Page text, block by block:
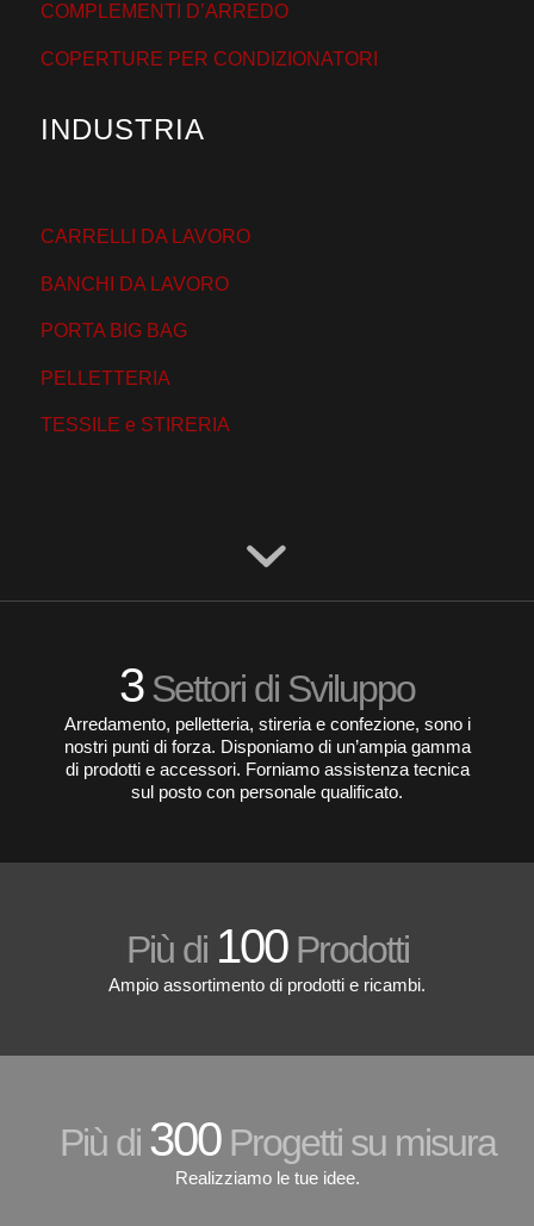
COMPLEMENTI D’ARREDO
COPERTURE PER CONDIZIONATORI
INDUSTRIA
CARRELLI DA LAVORO
BANCHI DA LAVORO
PORTA BIG BAG
PELLETTERIA
TESSILE e STIRERIA
3Settori di Sviluppo
Arredamento, pelletteria, stireria e confezione, sono i
nostri punti di forza. Disponiamo di un’ampia gamma
di prodotti e accessori. Forniamo assistenza tecnica
sul posto con personale qualificato.
Più di 100Prodotti
Ampio assortimento di prodotti e ricambi.
Più di 300Progetti su misura
Realizziamo le tue idee.